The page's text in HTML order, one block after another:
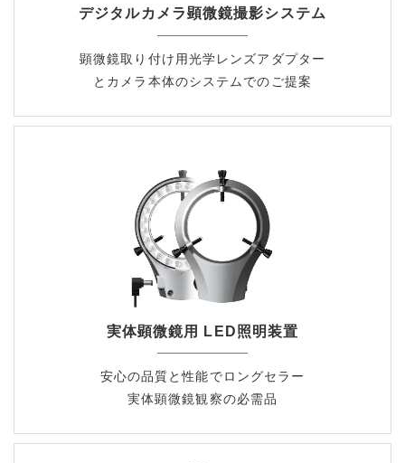
デジタルカメラ顕微鏡撮影システム
顕微鏡取り付け用光学レンズアダプター
とカメラ本体のシステムでのご提案
実体顕微鏡用 LED照明装置
安心の品質と性能でロングセラー
実体顕微鏡観察の必需品